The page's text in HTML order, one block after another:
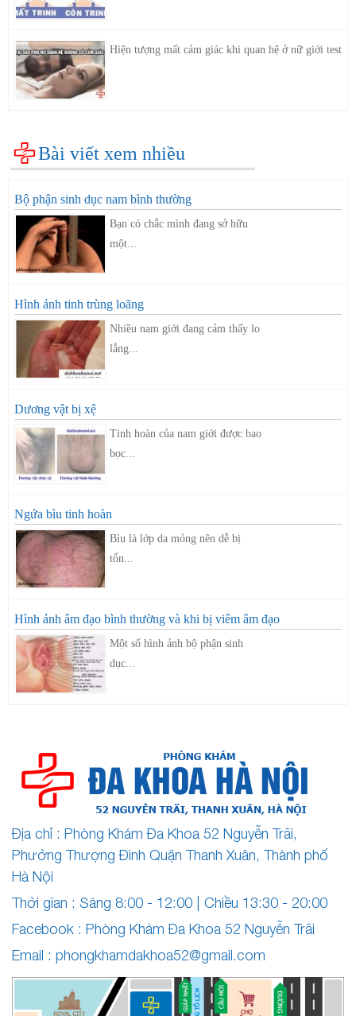
Hiện tượng mất cảm giác khi quan hệ ở nữ giới test
Bài viết xem nhiều
Bộ phận sinh dục nam bình thường
Bạn có chắc mình đang sở hữu
một...
Hình ảnh tinh trùng loãng
Nhiều nam giới đang cảm thấy lo
lắng...
Dương vật bị xệ
Tinh hoàn của nam giới được bao
bọc...
Ngứa bìu tinh hoàn
Bìu là lớp da mỏng nên dễ bị
tổn...
Hình ảnh âm đạo bình thường và khi bị viêm âm đạo
Một số hình ảnh bộ phận sinh
dục...
Địa chỉ : Phòng Khám Đa Khoa 52 Nguyễn Trãi,
Phường Thượng Đình Quận Thanh Xuân, Thành phố
Hà Nội
Thời gian : Sáng 8:00 - 12:00 | Chiều 13:30 - 20:00
Facebook : Phòng Khám Đa Khoa 52 Nguyễn Trãi
Email : phongkhamdakhoa52@gmail.com